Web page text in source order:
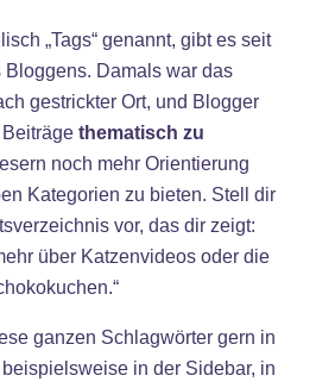
„Tags“ genannt, gibt es seit
Bloggens. Damals war das
gestrickter Ort, und Blogger
thematisch zu
noch mehr Orientierung
Kategorien zu bieten. Stell dir
vor, das dir zeigt:
über Katzenvideos oder die
ganzen Schlagwörter gern in
in der Sidebar, in